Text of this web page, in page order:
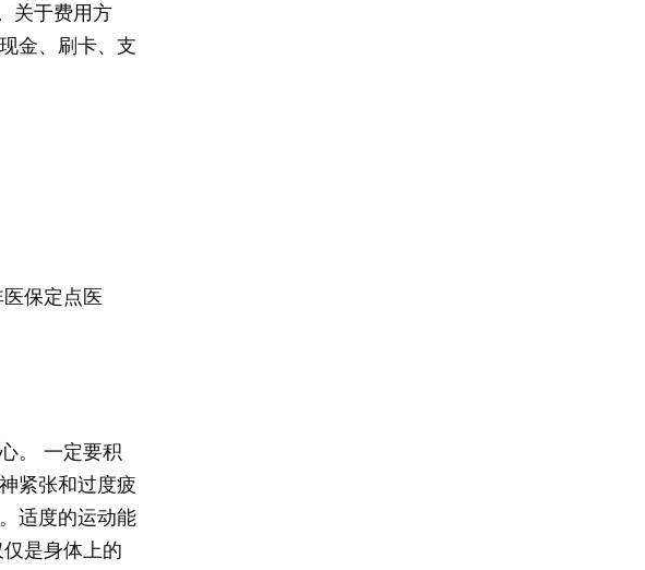
关于费用方
金、刷卡、支
保定点医
。 一定要积
紧张和过度疲
适度的运动能
是身体上的